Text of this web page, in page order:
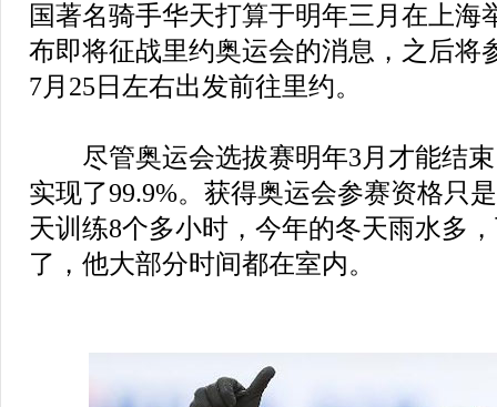
国著名骑手华天打算于明年三月在上海
布即将征战里约奥运会的消息，之后将
7月25日左右出发前往里约。
尽管奥运会选拔赛明年3月才能结束
实现了99.9%。获得奥运会参赛资格只
天训练8个多小时，今年的冬天雨水多
了，他大部分时间都在室内。